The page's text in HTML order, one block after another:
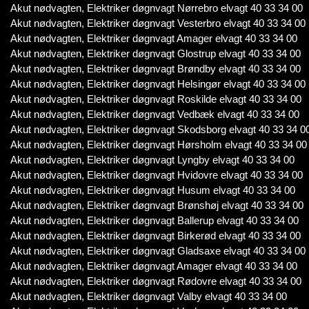
Akut nødvagten, Elektriker døgnvagt Nørrebro elvagt 40 33 34 00
Akut nødvagten, Elektriker døgnvagt Vesterbro elvagt 40 33 34 00
Akut nødvagten, Elektriker døgnvagt Amager elvagt 40 33 34 00
Akut nødvagten, Elektriker døgnvagt Glostrup elvagt 40 33 34 00
Akut nødvagten, Elektriker døgnvagt Brøndby elvagt 40 33 34 00
Akut nødvagten, Elektriker døgnvagt Helsingør elvagt 40 33 34 00
Akut nødvagten, Elektriker døgnvagt Roskilde elvagt 40 33 34 00
Akut nødvagten, Elektriker døgnvagt Vedbæk elvagt 40 33 34 00
Akut nødvagten, Elektriker døgnvagt Skodsborg elvagt 40 33 34
Akut nødvagten, Elektriker døgnvagt Hørsholm elvagt 40 33 34 00
Akut nødvagten, Elektriker døgnvagt Lyngby elvagt 40 33 34 00
Akut nødvagten, Elektriker døgnvagt Hvidovre elvagt 40 33 34 00
Akut nødvagten, Elektriker døgnvagt Husum elvagt 40 33 34 00
Akut nødvagten, Elektriker døgnvagt Brønshøj elvagt 40 33 34 00
Akut nødvagten, Elektriker døgnvagt Ballerup elvagt 40 33 34 00
Akut nødvagten, Elektriker døgnvagt Birkerød elvagt 40 33 34 00
Akut nødvagten, Elektriker døgnvagt Gladsaxe elvagt 40 33 34 00
Akut nødvagten, Elektriker døgnvagt Amager elvagt 40 33 34 00
Akut nødvagten, Elektriker døgnvagt Rødovre elvagt 40 33 34 00
Akut nødvagten, Elektriker døgnvagt Valby elvagt 40 33 34 00